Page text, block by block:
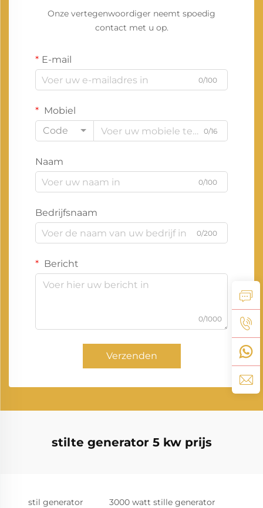
Onze vertegenwoordiger neemt spoedig
contact met u op.
E-mail
0/100
Mobiel
Code
0/16
Naam
0/100
Bedrijfsnaam
0/200
Bericht
0/1000
Verzenden
stilte generator 5 kw prijs
stil generator 3000 watt stille generator